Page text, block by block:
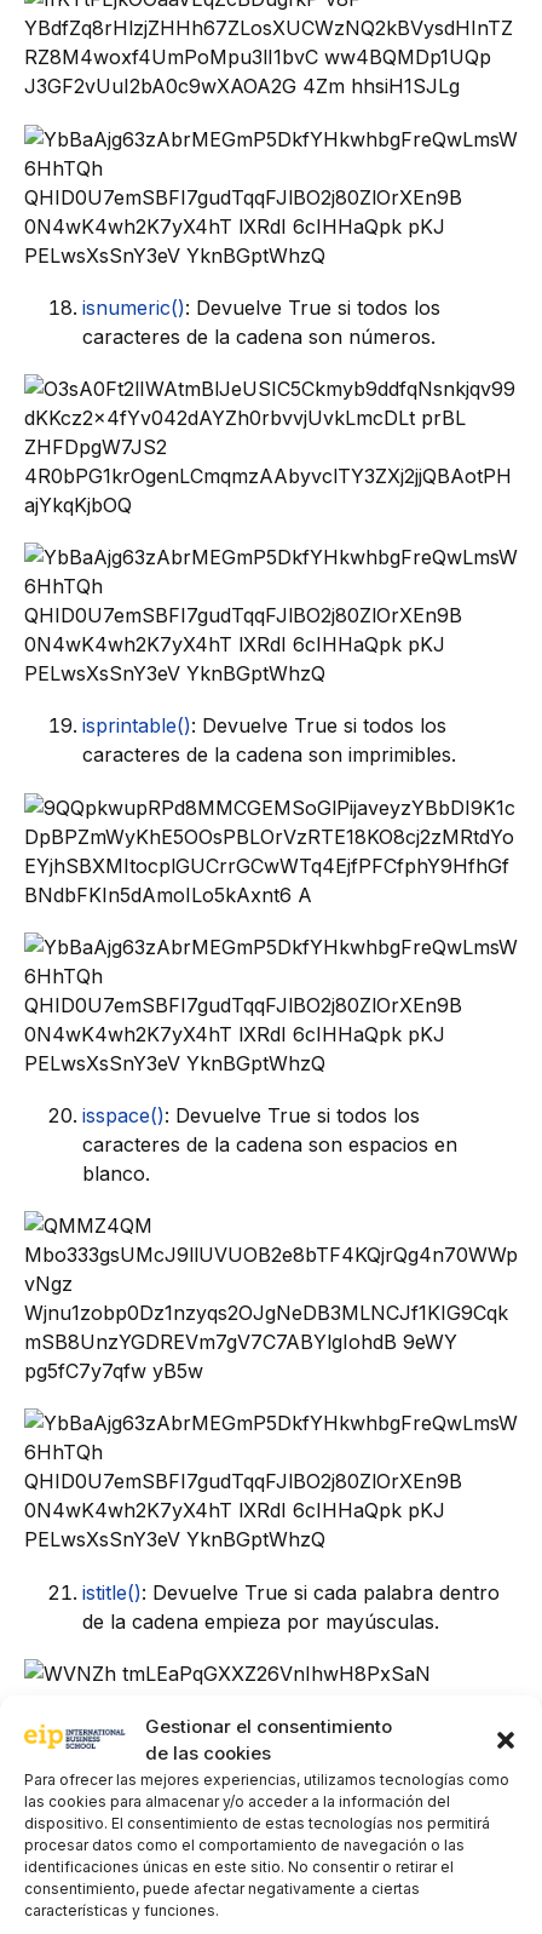
Gestionar el consentimiento
de las cookies
Para ofrecer las mejores experiencias, utilizamos tecnologías como
las cookies para almacenar y/o acceder a la información del
dispositivo. El consentimiento de estas tecnologías nos permitirá
procesar datos como el comportamiento de navegación o las
identificaciones únicas en este sitio. No consentir o retirar el
consentimiento, puede afectar negativamente a ciertas
características y funciones.
isnumeric(): Devuelve True si todos los
caracteres de la cadena son números.
isprintable(): Devuelve True si todos los
caracteres de la cadena son imprimibles.
isspace(): Devuelve True si todos los
caracteres de la cadena son espacios en
blanco.
istitle(): Devuelve True si cada palabra dentro
de la cadena empieza por mayúsculas.